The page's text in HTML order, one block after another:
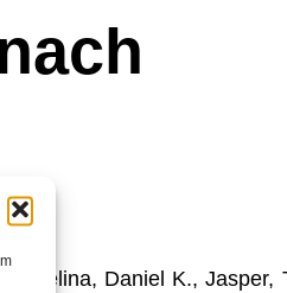
Selina, Daniel K., Jasper,